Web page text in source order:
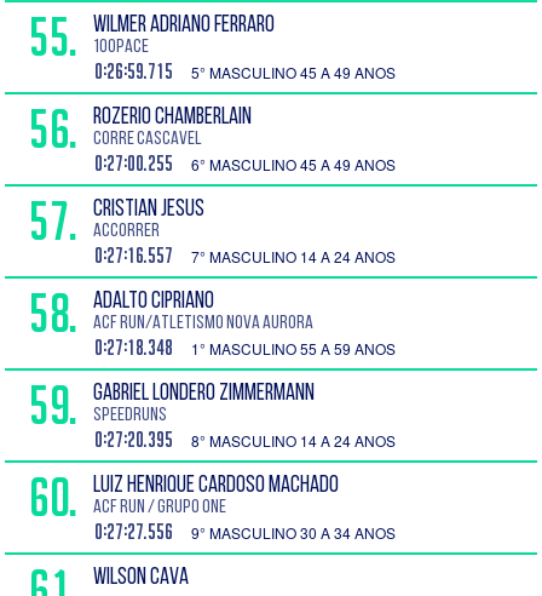
55. WILMER ADRIANO FERRARO
100Pace
0:26:59.715 5° MASCULINO 45 A 49 ANOS
56. ROZERIO Chamberlain
Corre Cascavel
0:27:00.255 6° MASCULINO 45 A 49 ANOS
57. CRISTIAN JESUS
Accorrer
0:27:16.557 7° MASCULINO 14 A 24 ANOS
58. ADALTO CIPRIANO
ACF Run/Atletismo Nova Aurora
0:27:18.348 1° MASCULINO 55 A 59 ANOS
59. GABRIEL Londero Zimmermann
SPEEDRUNS
0:27:20.395 8° MASCULINO 14 A 24 ANOS
60. LUIZ HENRIQUE CARDOSO MACHADO
ACF Run / Grupo One
0:27:27.556 9° MASCULINO 30 A 34 ANOS
WILSON CAVA